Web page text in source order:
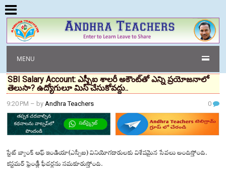
MENU
SBI Salary Account: ఎస్బీఐ శాలరీ అకౌంట్‌తో ఎన్ని ప్రయోజనాలో
తెలుసా? ఉద్యోగులూ మిస్ చేసుకోవద్దు..
9:20 PM – byAndhra Teachers 0
స్టేట్ బ్యాంక్ ఆఫ్ ఇండియా(ఎస్బీఐ) వినియోగదారులకు విశేషమైన సేవలు అందిస్తోంది.
కస్టమర్ ఫ్రెండ్లీ ఫీచర్లను సమకూరుస్తోంది.